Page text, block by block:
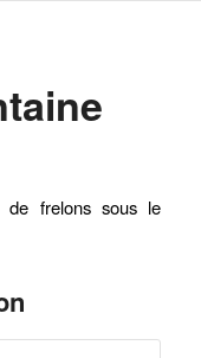
de frelons sous le